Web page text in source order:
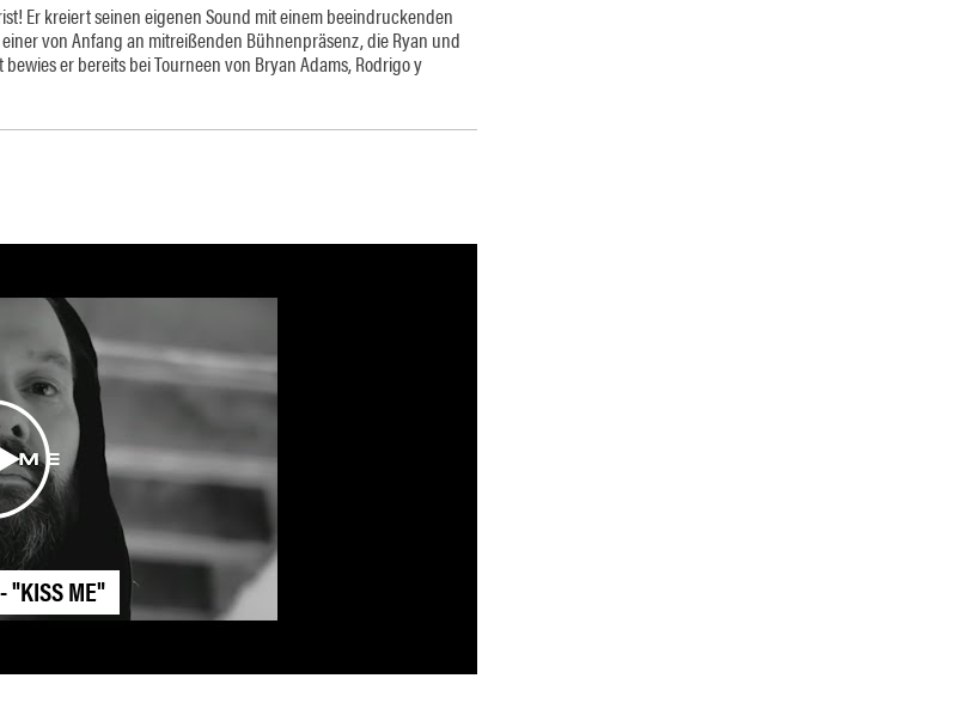
Er kreiert seinen eigenen Sound mit einem beeindruckenden
von Anfang an mitreißenden Bühnenpräsenz, die Ryan und
er bereits bei Tourneen von Bryan Adams, Rodrigo y
"KISS ME"